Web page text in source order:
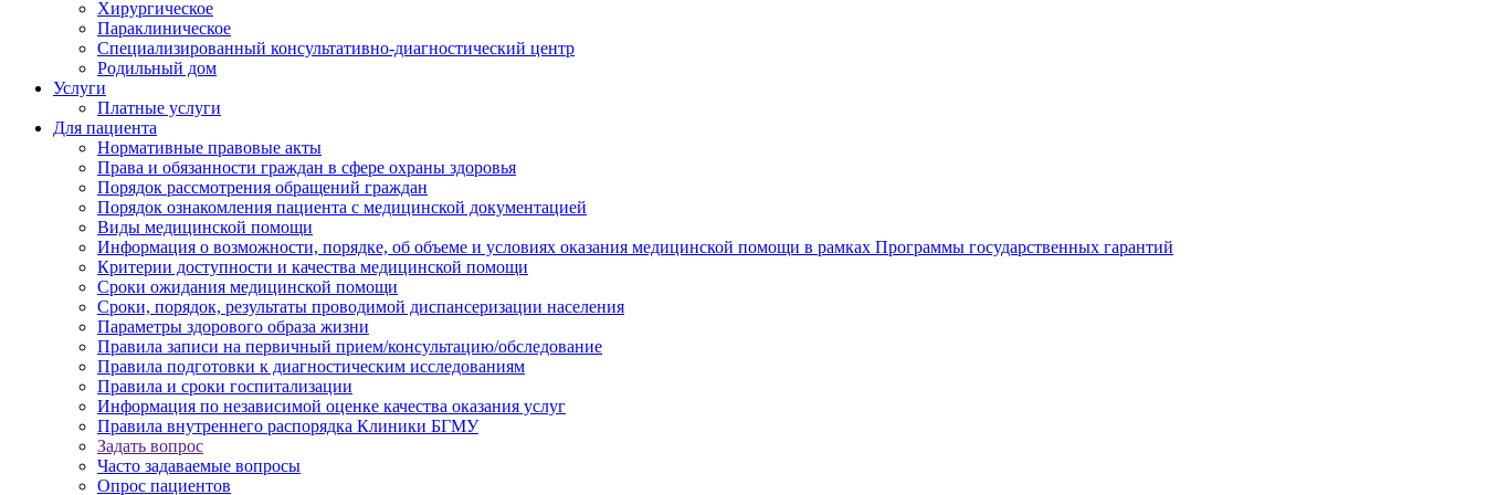
Хирургическое
Параклиническое
Специализированный консультативно-диагностический центр
Родильный дом
Услуги
Платные услуги
Для пациента
Нормативные правовые акты
Права и обязанности граждан в сфере охраны здоровья
Порядок рассмотрения обращений граждан
Порядок ознакомления пациента с медицинской документацией
Виды медицинской помощи
Информация о возможности, порядке, об объеме и условиях оказания медицинской помощи в рамках Программы государственных гарантий
Критерии доступности и качества медицинской помощи
Сроки ожидания медицинской помощи
Сроки, порядок, результаты проводимой диспансеризации населения
Параметры здорового образа жизни
Правила записи на первичный прием/консультацию/обследование
Правила подготовки к диагностическим исследованиям
Правила и сроки госпитализации
Информация по независимой оценке качества оказания услуг
Правила внутреннего распорядка Клиники БГМУ
Задать вопрос
Часто задаваемые вопросы
Опрос пациентов